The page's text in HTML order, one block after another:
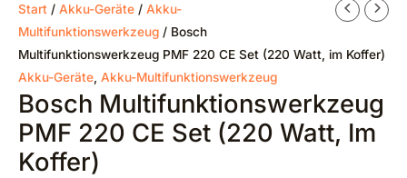
Start / Akku-Geräte / Akku-
Multifunktionswerkzeug / Bosch
Multifunktionswerkzeug PMF 220 CE Set (220 Watt, im Koffer)
Akku-Geräte Akku-Multifunktionswerkzeug
Bosch Multifunktionswerkzeug
PMF 220 CE Set (220 Watt, Im
Koffer)